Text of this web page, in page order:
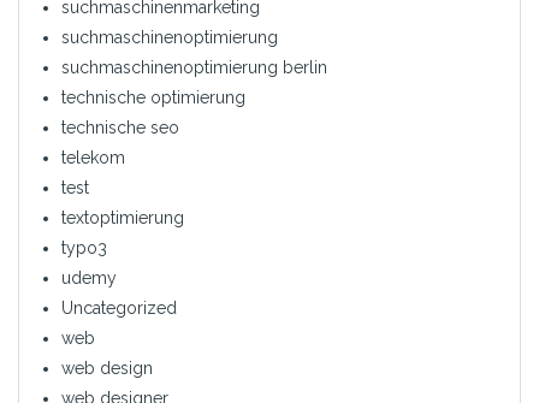
suchmaschinenmarketing
suchmaschinenoptimierung
suchmaschinenoptimierung berlin
technische optimierung
technische seo
telekom
test
textoptimierung
typo3
udemy
Uncategorized
web
web design
web designer